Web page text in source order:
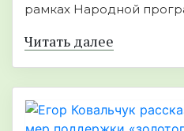
рамках Народной
Читать далее